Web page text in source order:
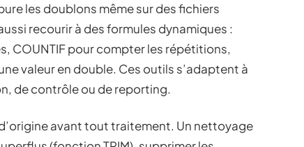
les doublons même sur des fichiers
recourir à des formules dynamiques :
COUNTIF pour compter les répétitions,
valeur en double. Ces outils s’adaptent à
de contrôle ou de reporting.
avant tout traitement. Un nettoyage